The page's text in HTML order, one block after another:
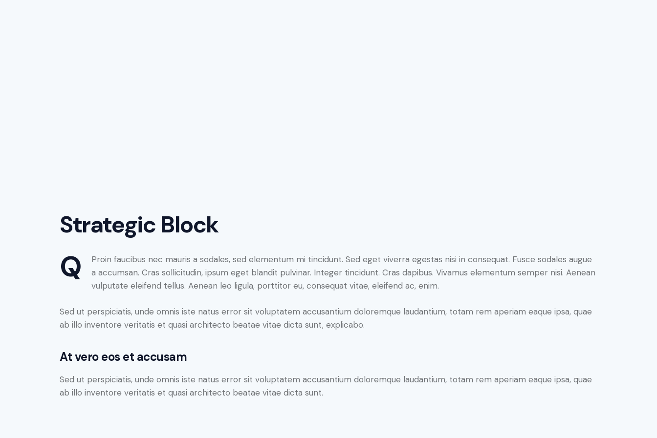
Strategic Block
Q
Proin faucibus nec mauris a sodales, sed elementum mi tincidunt. Sed eget viverra egestas nisi in consequat. Fusce sodales augue
a accumsan. Cras sollicitudin, ipsum eget blandit pulvinar. Integer tincidunt. Cras dapibus. Vivamus elementum semper nisi. Aenean
vulputate eleifend tellus. Aenean leo ligula, porttitor eu, consequat vitae, eleifend ac, enim.
Sed ut perspiciatis, unde omnis iste natus error sit voluptatem accusantium doloremque laudantium, totam rem aperiam eaque ipsa, quae
ab illo inventore veritatis et quasi architecto beatae vitae dicta sunt, explicabo.
At vero eos et accusam
Sed ut perspiciatis, unde omnis iste natus error sit voluptatem accusantium doloremque laudantium, totam rem aperiam eaque ipsa, quae
ab illo inventore veritatis et quasi architecto beatae vitae dicta sunt.